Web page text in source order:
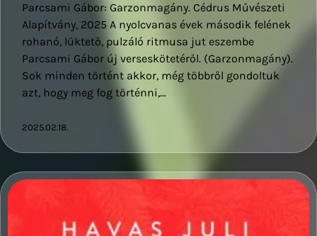
Parcsami Gábor: Garzonmagány. Cédrus Művészeti
Alapítvány, 2025 A nyolcvanas évek második felének
rohanó, lüktető, pulzáló ritmusa jut eszembe
Parcsami Gábor új verseskötetéről. (Garzonmagány).
Sok minden történt akkor, még többről gondoltuk
azt, hogy meg fog történni,…
2025.02.18.